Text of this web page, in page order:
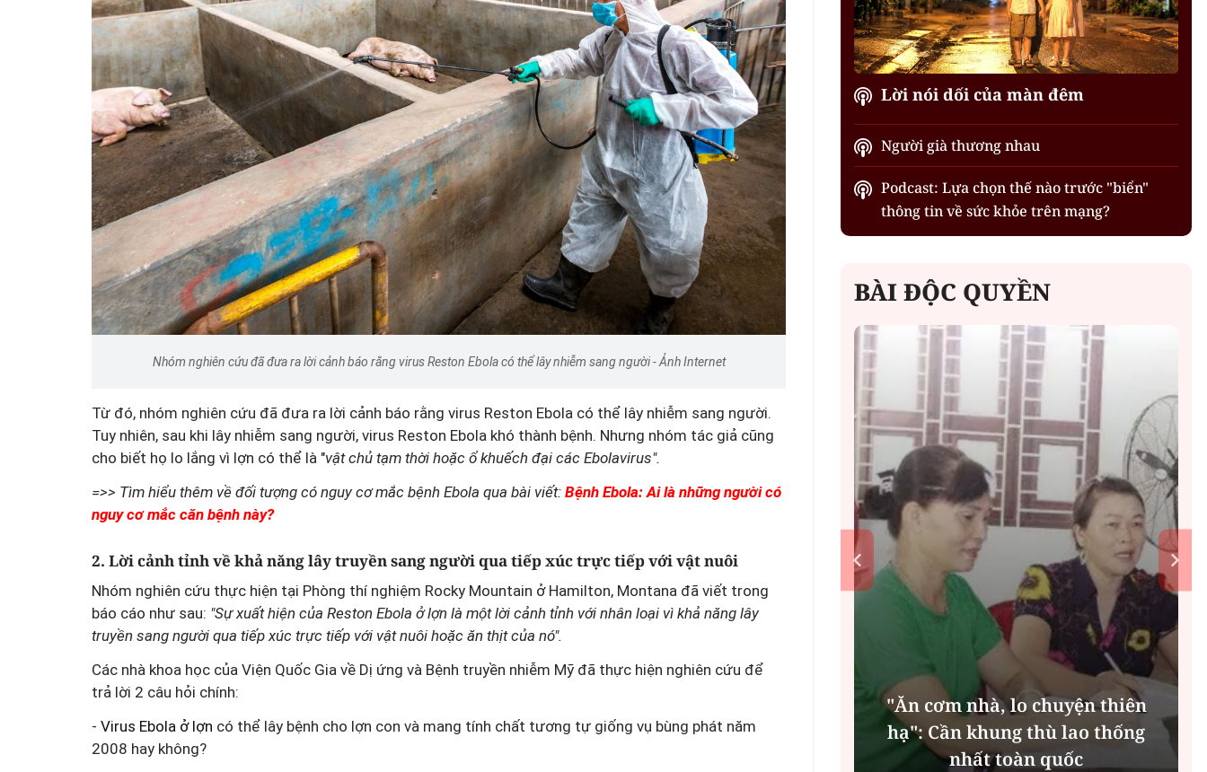
Nhóm nghiên cứu đã đưa ra lời cảnh báo rằng virus Reston Ebola có thể lây nhiễm sang người - Ảnh Internet
Từ đó, nhóm nghiên cứu đã đưa ra lời cảnh báo rằng virus Reston Ebola có thể lây nhiễm sang người.
Tuy nhiên, sau khi lây nhiễm sang người, virus Reston Ebola khó thành bệnh. Nhưng nhóm tác giả cũng
cho biết họ lo lắng vì lợn có thể là "vật chủ tạm thời hoặc ổ khuếch đại các Ebolavirus".
=>> Tìm hiểu thêm về đối tượng có nguy cơ mắc bệnh Ebola qua bài viết: Bệnh Ebola: Ai là những người có
nguy cơ mắc căn bệnh này?
2. Lời cảnh tỉnh về khả năng lây truyền sang người qua tiếp xúc trực tiếp với vật nuôi
Nhóm nghiên cứu thực hiện tại Phòng thí nghiệm Rocky Mountain ở Hamilton, Montana đã viết trong
báo cáo như sau: "Sự xuất hiện của Reston Ebola ở lợn là một lời cảnh tỉnh với nhân loại vì khả năng lây
truyền sang người qua tiếp xúc trực tiếp với vật nuôi hoặc ăn thịt của nó".
Các nhà khoa học của Viện Quốc Gia về Dị ứng và Bệnh truyền nhiễm Mỹ đã thực hiện nghiên cứu để
trả lời 2 câu hỏi chính:
- Virus Ebola ở lợn có thể lây bệnh cho lợn con và mang tính chất tương tự giống vụ bùng phát năm
2008 hay không?
Lời nói dối của màn đêm
Người già thương nhau
Podcast: Lựa chọn thế nào trước "biển"
thông tin về sức khỏe trên mạng?
BÀI ĐỘC QUYỀN
Mua nhà thuộc dự án đang thế
chấp, làm sao để hạn chế rủi ro?
Thành lập thành phố Bắc Ninh
nhìn đô thị hiện đại và giàu bản
"Ăn cơm nhà, lo chuyện thiên
hạ": Cần khung thù lao thống
nhất toàn quốc